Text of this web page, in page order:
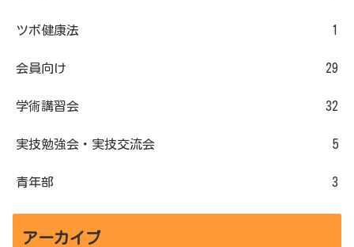
ツボ健康法 1
会員向け 29
学術講習会 32
実技勉強会・実技交流会 5
青年部 3
アーカイブ